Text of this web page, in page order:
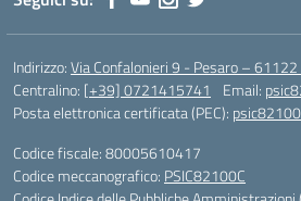
Indirizzo:Via Confalonieri 9 - Pesaro –
Centralino: [+39] 0721415741 Email:
Posta elettronica certificata (PEC):
Codice fiscale: 80005610417
Codice meccanografico: PSIC82100C